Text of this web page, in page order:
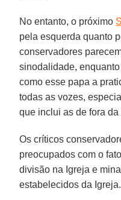
No entanto, o próximo
pela esquerda quanto
conservadores
sinodalidade,
como esse papa a
todas as vozes,
que inclui as de fora da
Os críticos
preocupados com o
divisão na Igreja e
estabelecidos da Igreja.